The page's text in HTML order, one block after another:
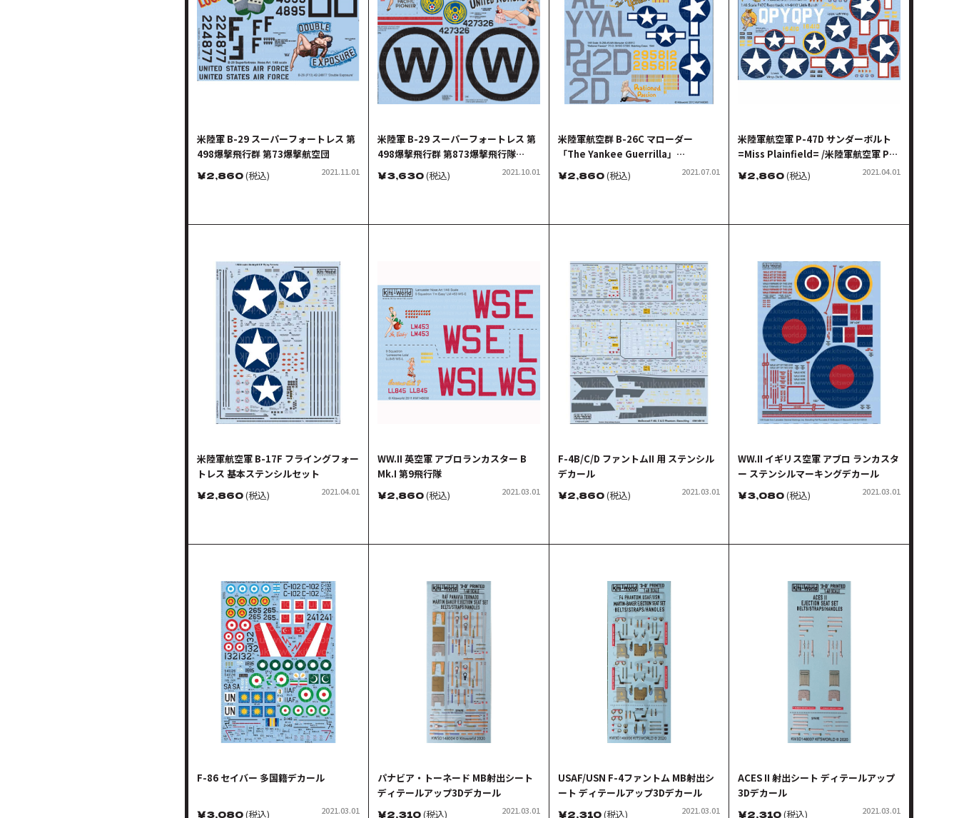
米陸軍 B-29 スーパーフォートレス 第
498爆撃飛行群 第73爆撃航空団
￥2,860(税込) 2021.11.01
米陸軍 B-29 スーパーフォートレス 第
498爆撃飛行群 第873爆撃飛行隊
Joltin' Josie, The Pacific
Pioneer、第91爆 撃飛行群 第325爆
￥3,630(税込) 2021.10.01
米陸軍航空群 B-26C マローダー
「The Yankee Guerrilla」
￥2,860(税込) 2021.07.01
米陸軍航空軍 P-47D サンダーボルト
=Miss Plainfield= /米陸軍航空軍 P-
47C サンダーボルト =Little Butch=
￥2,860(税込) 2021.04.01
米陸軍航空軍 B-17F フライングフォー
トレス 基本ステンシルセット
￥2,860(税込) 2021.04.01
WW.II 英空軍 アブロランカスター B
Mk.I 第9飛行隊
￥2,860(税込) 2021.03.01
F-4B/C/D ファントムII 用 ステンシル
デカール
￥2,860(税込) 2021.03.01
WW.II イギリス空軍 アブロ ランカスタ
ー ステンシルマーキングデカール
￥3,080(税込) 2021.03.01
F-86 セイバー 多国籍デカール
￥3,080(税込) 2021.03.01
パナビア・トーネード MB射出シート
ディテールアップ3Dデカール
￥2,310(税込) 2021.03.01
USAF/USN F-4ファントム MB射出シ
ート ディテールアップ3Dデカール
￥2,310(税込) 2021.03.01
ACES II 射出シート ディテールアップ
3Dデカール
￥2,310(税込) 2021.03.01